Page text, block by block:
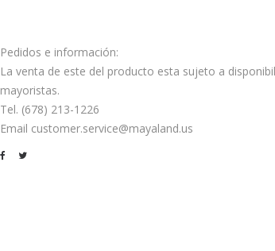
Pedidos e información:
La venta de este del producto esta sujeto a
mayoristas.
Tel. (678) 213-1226
Email customer.service@mayaland.us